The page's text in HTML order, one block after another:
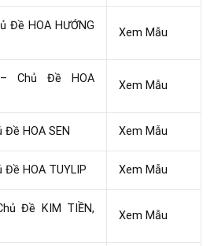
Đề HOA HƯỚNG
Xem Mẫu
Chủ Đề HOA
Xem Mẫu
HOA SEN Xem Mẫu
HOA TUYLIP Xem Mẫu
Đề KIM TIỀN,
Xem Mẫu